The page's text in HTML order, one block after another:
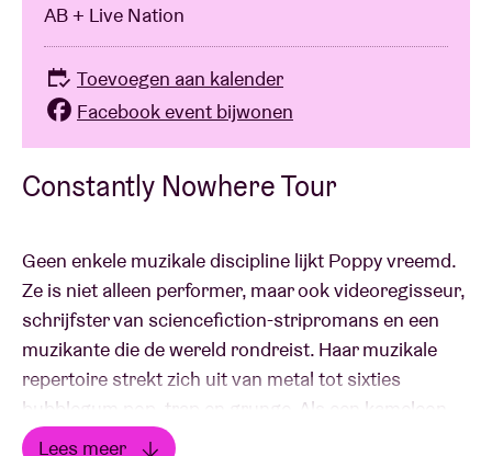
Constantly Nowhere Tour
Geen enkele muzikale discipline lijkt Poppy vreemd.
Ze is niet alleen performer, maar ook videoregisseur,
schrijfster van sciencefiction-stripromans en een
muzikante die de wereld rondreist. Haar muzikale
repertoire strekt zich uit van metal tot sixties
bubblegum pop, trap en grunge. Als een kameleon
weet ze haar fans steeds weer te verrassen, maar
Lees meer
AB + Live Nation
Toevoegen aan kalender
Facebook event bijwonen